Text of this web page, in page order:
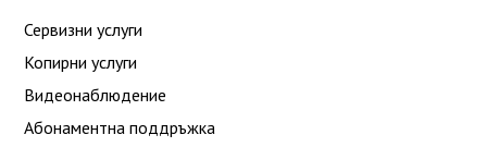
Сервизни услуги
Копирни услуги
Видеонаблюдение
Абонаментна поддръжка